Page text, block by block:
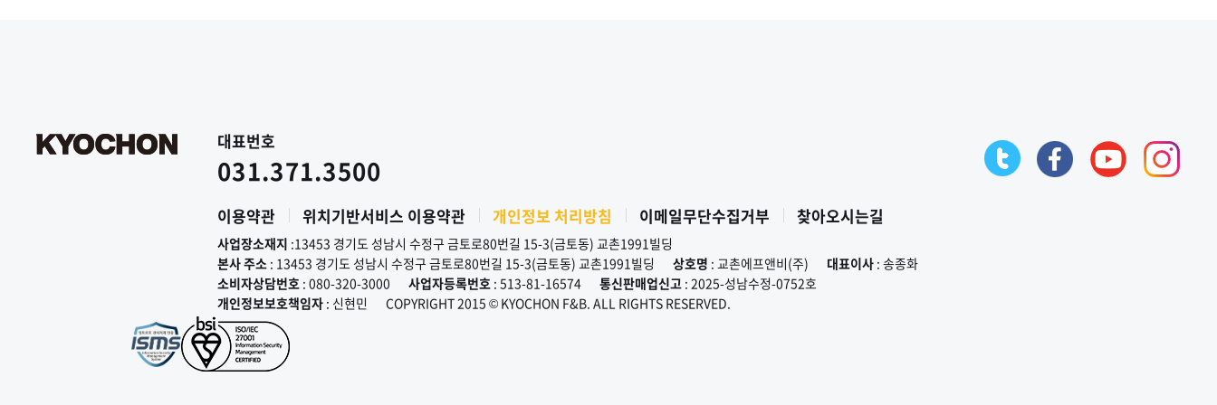
대표번호
031.371.3500
이용약관 위치기반서비스 이용약관 개인정보 처리방침 이메일무단수집거부 찾아오시는길
사업장소재지 :13453 경기도 성남시 수정구 금토로80번길 15-3(금토동) 교촌1991빌딩
본사 주소 : 13453 경기도 성남시 수정구 금토로80번길 15-3(금토동) 교촌1991빌딩 상호명 : 교촌에프앤비(주) 대표이사 : 송종화
소비자상담번호 : 080-320-3000 사업자등록번호 : 513-81-16574 통신판매업신고 : 2025-성남수정-0752호
개인정보보호책임자 : 신현민 COPYRIGHT 2015 © KYOCHON F&B. ALL RIGHTS RESERVED.